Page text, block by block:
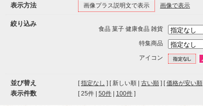
表示方法 画像プラス説明文で表示 画像で表示
絞り込み
食品 菓子 健康食品 雑貨
特集商品
アイコン
並び替え [指定なし ] [ 新しい順 | 古い順 ] [価格が安い順
表示件数 [ 25件 50件 100件 ]